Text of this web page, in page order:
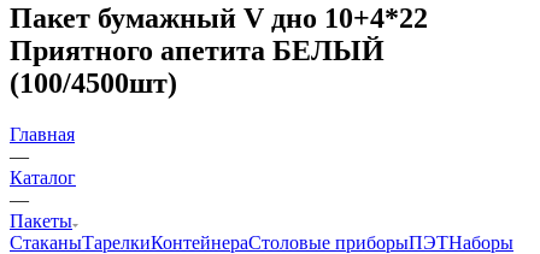
Пакет бумажный V дно 10+4*22
Приятного апетита БЕЛЫЙ
(100/4500шт)
Главная
—
Каталог
—
Пакеты
СтаканыТарелкиКонтейнераСтоловые приборыПЭТНаборы